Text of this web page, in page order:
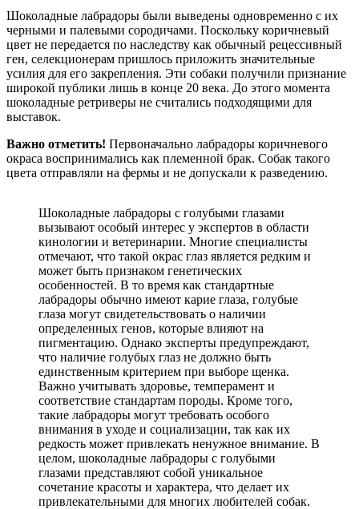
Шоколадные лабрадоры были выведены одновременно с их
черными и палевыми сородичами. Поскольку коричневый
цвет не передается по наследству как обычный рецессивный
ген, селекционерам пришлось приложить значительные
усилия для его закрепления. Эти собаки получили признание
широкой публики лишь в конце 20 века. До этого момента
шоколадные ретриверы не считались подходящими для
выставок.
Важно отметить! Первоначально лабрадоры коричневого
окраса воспринимались как племенной брак. Собак такого
цвета отправляли на фермы и не допускали к разведению.
Шоколадные лабрадоры с голубыми глазами
вызывают особый интерес у экспертов в области
кинологии и ветеринарии. Многие специалисты
отмечают, что такой окрас глаз является редким и
может быть признаком генетических
особенностей. В то время как стандартные
лабрадоры обычно имеют карие глаза, голубые
глаза могут свидетельствовать о наличии
определенных генов, которые влияют на
пигментацию. Однако эксперты предупреждают,
что наличие голубых глаз не должно быть
единственным критерием при выборе щенка.
Важно учитывать здоровье, темперамент и
соответствие стандартам породы. Кроме того,
такие лабрадоры могут требовать особого
внимания в уходе и социализации, так как их
редкость может привлекать ненужное внимание. В
целом, шоколадные лабрадоры с голубыми
глазами представляют собой уникальное
сочетание красоты и характера, что делает их
привлекательными для многих любителей собак.